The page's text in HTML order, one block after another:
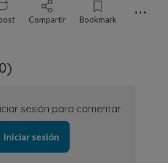
Compartir Bookmark ⋯
0)
sesión para comentar
Iniciar sesión